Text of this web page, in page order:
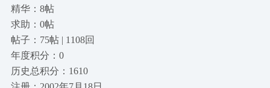
精华：8帖
求助：0帖
帖子：75帖 | 1108回
年度积分：0
历史总积分：1610